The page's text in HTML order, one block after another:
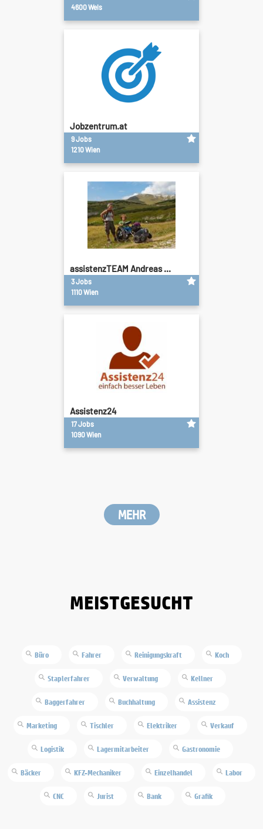
4600 Wels
Jobzentrum.at
9 Jobs
1210 Wien
assistenzTEAM Andreas ...
3 Jobs
1110 Wien
Assistenz24
17 Jobs
1090 Wien
MEHR
MEISTGESUCHT
Büro Fahrer Reinigungskraft Koch
Staplerfahrer Verwaltung Kellner
Baggerfahrer Buchhaltung Assistenz
Marketing Tischler Elektriker Verkauf
Logistik Lagermitarbeiter Gastronomie
Bäcker KFZ-Mechaniker Einzelhandel Labor
CNC Jurist Bank Grafik